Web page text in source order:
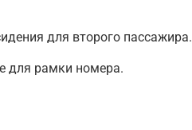
для второго пассажира.
для рамки номера.